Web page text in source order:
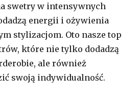
swetry w intensywnych
energii i ożywienia
stylizacjom. Oto nasze top
które nie tylko dodadzą
ale również
swoją indywidualność.